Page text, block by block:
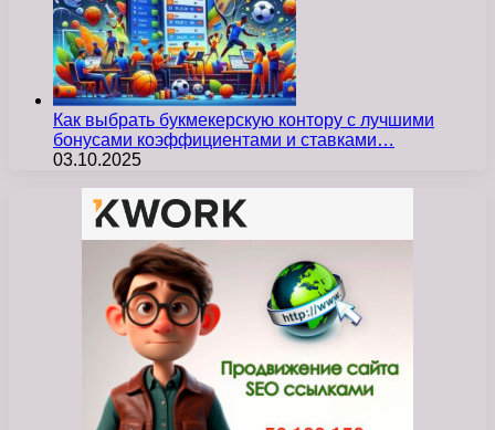
Как выбрать букмекерскую контору с лучшими
бонусами коэффициентами и ставками…
03.10.2025